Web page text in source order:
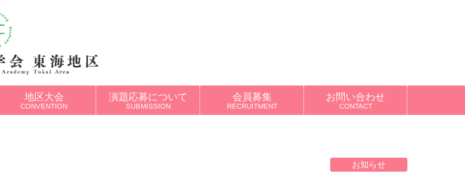
地区大会
CONVENTION
演題応募について
SUBMISSION
会員募集
RECRUITMENT
お問い合わせ
CONTACT
お知らせ